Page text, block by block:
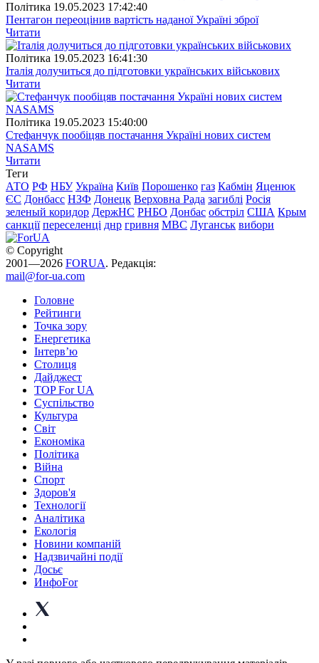
Полiтика 19.05.2023 17:42:40
Пентагон переоцінив вартість наданої Україні зброї
Читати
Полiтика 19.05.2023 16:41:30
Італія долучиться до підготовки українських військових
Читати
Полiтика 19.05.2023 15:40:00
Стефанчук пообіцяв постачання Україні нових систем
NASAMS
Читати
Теги
АТО РФ НБУ Україна Київ Порошенко газ Кабмін Яценюк
ЄС Донбасс НЗФ Донецк Верховна Рада загиблі Росія
зеленый коридор ДержНС РНБО Донбас обстріл США Крым
санкції переселенці днр гривня МВС Луганськ вибори
© Copyright
2001—2026 FORUA. Редакція:
mail@for-ua.com
Головне
Рейтинги
Точка зору
Енергетика
Інтерв’ю
Столиця
Дайджест
TOP For UA
Суспiльство
Культура
Світ
Економіка
Політика
Війна
Спорт
Здоров'я
Технології
Аналітика
Екологія
Новини компаній
Надзвичайні події
Досьє
ИнфоFor